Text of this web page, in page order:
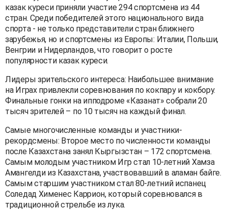
казак куреси приняли участие 294 спортсмена из 44
стран. Среди победителей этого национального вида
спорта - не только представители стран ближнего
зарубежья, но и спортсмены из Европы: Италии, Польши,
Венгрии и Нидерландов, что говорит о росте
популярности казак куреси.
Лидеры зрительского интереса: Наибольшее внимание
на Играх привлекли соревнования по кокпару и кокбору.
Финальные гонки на ипподроме «Казанат» собрали 20
тысяч зрителей – по 10 тысяч на каждый финал.
Самые многочисленные команды и участники-
рекордсмены: Второе место по численности команды
после Казахстана занял Кыргызстан – 172 спортсмена.
Самым молодым участником Игр стал 10-летний Хамза
Амангелди из Казахстана, участвовавший в аламан байге.
Самым старшим участником стал 80-летний испанец
Соледад Хименес Каррион, который соревновался в
традиционной стрельбе из лука.